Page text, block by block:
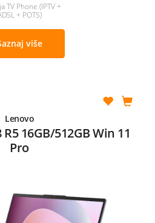
TV Phone (IPTV +
+ POTS)
više
Lenovo
16GB/512GB Win 11
Pro